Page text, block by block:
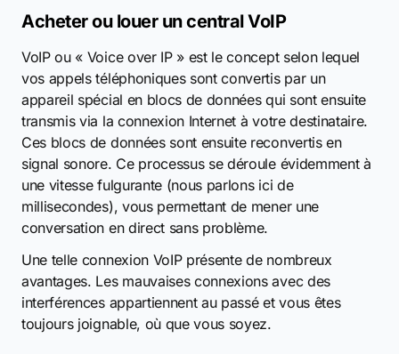
Acheter ou louer un central VoIP
VoIP ou « Voice over IP » est le concept selon lequel
vos appels téléphoniques sont convertis par un
appareil spécial en blocs de données qui sont ensuite
transmis via la connexion Internet à votre destinataire.
Ces blocs de données sont ensuite reconvertis en
signal sonore. Ce processus se déroule évidemment à
une vitesse fulgurante (nous parlons ici de
millisecondes), vous permettant de mener une
conversation en direct sans problème.
Une telle connexion VoIP présente de nombreux
avantages. Les mauvaises connexions avec des
interférences appartiennent au passé et vous êtes
toujours joignable, où que vous soyez.